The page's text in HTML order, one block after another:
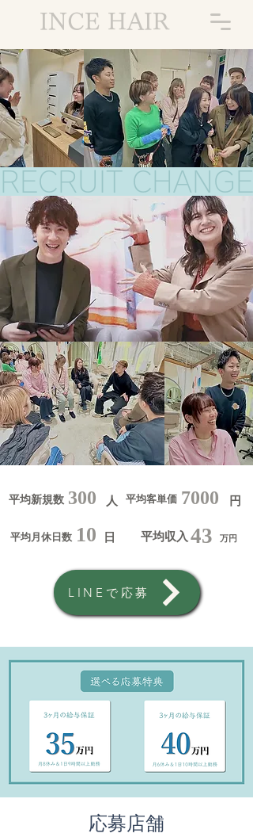
INCE HAIR
​RECRUIT CHANGE
平均月休日数 10 日
平均新規数 300 人
平均収入 43 万円
7000
平均客単価
円
LINEで応募
応募店舗